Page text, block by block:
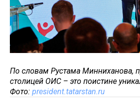
По словам Рустама Минниханова,
столицей ОИС – это поистине
Фото: president.tatarstan.ru